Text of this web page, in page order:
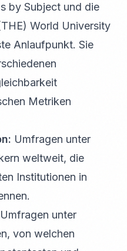
by Subject und die
World University
Anlaufpunkt. Sie
Metriken
Umfragen unter
weltweit, die
Institutionen in
Umfragen unter
von welchen